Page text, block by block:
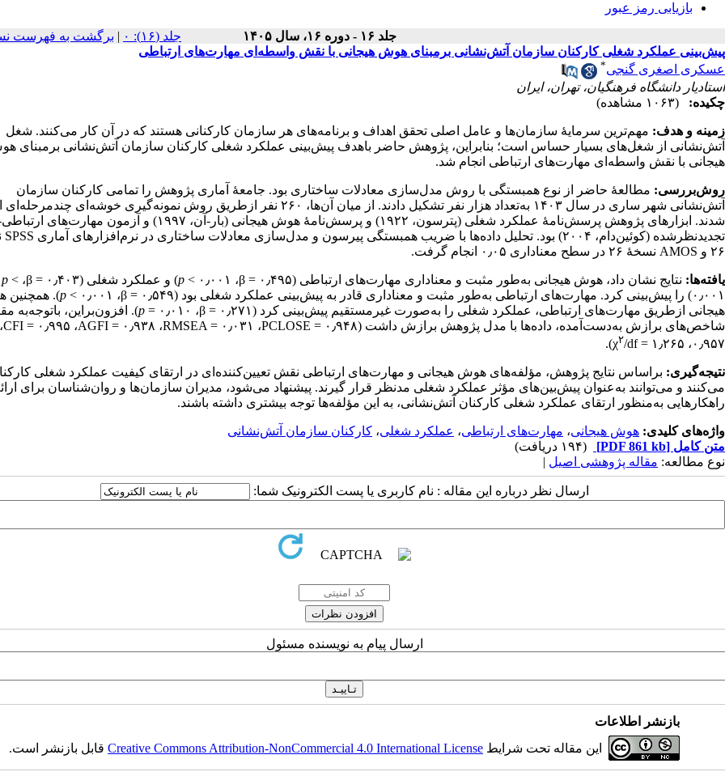
بازیابی رمز عبور
جلد ۱۶ - دوره ۱۶، سال ۱۴۰۵ ‫جلد (۱۶): ۰ | برگشت به فهرست
پیش‌بینی‌ عملکرد‌ شغلی کارکنان‌ سازمان آتش‌نشانی برمبنای‌ هوش هیجانی با نقش واسطه‌ای مهارت‌های ارتباطی
عسکری اصغری گنجی*
استادیار دانشگاه فرهنگیان، تهران، ایران
چکیده:
(۱۰۶۳ مشاهده)
زمینه و هدف: مهم‌ترین سرمایهٔ سازمان‌ها و عامل اصلی تحقق اهداف و برنامه‌های هر سازمان کارکنانی هستند که در آن کار می‌کنند. شغل
آتش‌نشانی از شغل‌های بسیار حساس است؛ بنابراین، پژوهش حاضر باهدف پیش‌بینی عملکرد شغلی کارکنان سازمان آتش‌نشانی برمبنای
هیجانی با نقش واسطه‌ای مهارت‌های ارتباطی انجام شد.
روش‌بررسی: مطالعهٔ حاضر از نوع همبستگی با روش مدل‌سازی معادلات ساختاری بود. جامعهٔ آماری پژوهش را تمامی کارکنان سازمان
آتش‌نشانی شهر ساری در سال ۱۴۰۳ به‌تعداد هزار نفر تشکیل دادند. از میان آن‌ها، ۲۶۰ نفر ازطریق روش نمونه‌گیری خوشه‌ای
شدند. ابزارهای پژوهش پرسش‌نامهٔ عملکرد شغلی (پترسون، ۱۹۲۲) و پرسش‌نامهٔ هوش‌ هیجانی (بار-آن، ۱۹۹۷) و آزمون مهارت‌های
تجدیدنظرشده (کوئین‌دام، ۲۰۰۴) بود. تحلیل داده‌ها با ضریب همبستگی پیرسون و مدل‌سازی معادلات ساختاری در نرم‌افزارهای آماری
SPSS
۲۶ و
AMOS نسخهٔ ۲۶ در سطح معناداری ۰٫۰۵ انجام گرفت.
یافته‌ها: نتایج نشان داد، هوش هیجانی به‌طور مثبت و معناداری مهارت‌های ارتباطی (β = ۰٫۴۹۵ ، p < ۰٫۰۰۱ ) و عملکرد شغلی (β = ۰٫۴۰۳ ، p <
۰٫۰۰۱
) را پیش‌بینی کرد. مهارت‌های ارتباطی به‌طور مثبت و معناداری قادر به پیش‌بینی عملکرد شغلی بود (β = ۰٫۵۴۹ ، p < ۰٫۰۰۱
). همچنین
هیجانی ازطریق مهارت‌های ارتباطی، عملکرد شغلی را به‌صورت غیرمستقیم پیش‌بینی کرد (β = ۰٫۲۷۱ ، p = ۰٫۰۱۰
). افزون‌براین، با‌توجه‌به
شاخص‌های برازش به‌دست‌آمده، داده‌ها با مدل پژوهش برازش داشت (PCLOSE = ۰٫۹۴۸ ، RMSEA = ۰٫۰۳۱ ، AGFI = ۰٫۹۳۸ ، CFI = ۰٫۹۹۵ ،
۰٫۹۵۷
، χ۲ /df = ۱٫۲۶۵ ).
نتیجه‌‌گیری: براساس نتایج پژوهش، مؤلفه‌های هوش هیجانی و مهارت‌های ارتباطی نقش تعیین‌کننده‌ای در ارتقای کیفیت عملکرد شغلی
می‌کنند و می‌توانند به‌عنوان پیش‌بین‌های مؤثر عملکرد شغلی مدنظر قرار گیرند. پیشنهاد می‌شود، مدیران سازمان‌ها و روان‌شناسان برای
راهکارهایی به‌منظور ارتقای عملکرد شغلی کارکنان آتش‌نشانی، به این مؤلفه‌ها توجه بیشتری داشته باشند.
واژه‌های کلیدی: هوش‌ هیجانی، مهارت‌های‌ ارتباطی، عملکرد شغلی، کارکنان سازمان آتش‌نشانی
متن کامل [PDF 861 kb]
(۱۹۴ دریافت)
نوع مطالعه: مقاله پژوهشی اصیل |
ارسال نظر درباره این مقاله : نام کاربری یا پست الکترونیک شما:
ارسال پیام به نویسنده مسئول
بازنشر اطلاعات
این مقاله تحت شرایط Creative Commons Attribution-NonCommercial 4.0 International Licenseقابل بازنشر است.